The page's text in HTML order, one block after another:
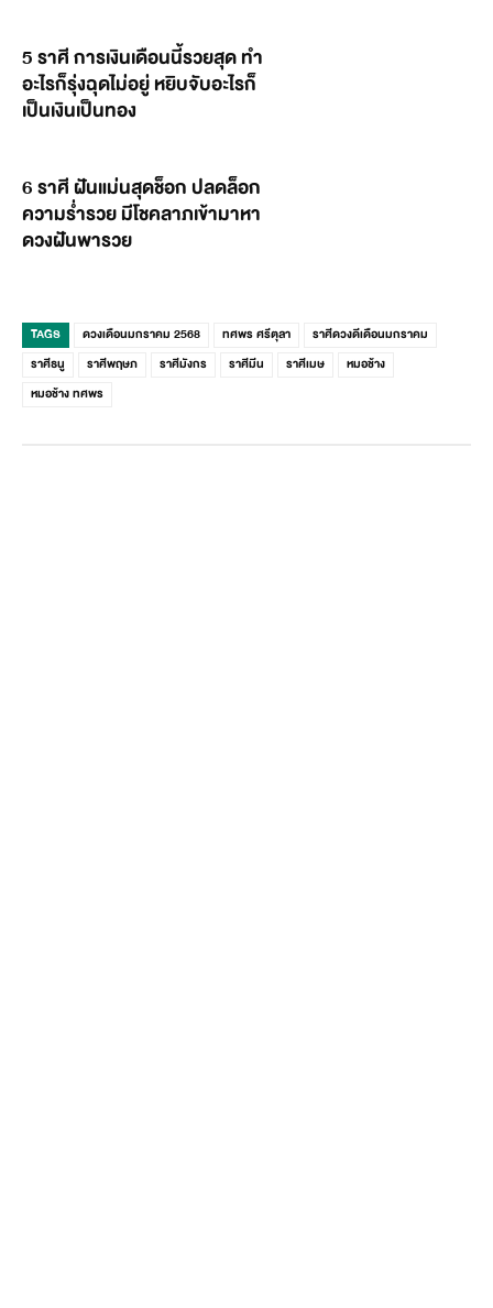
5 ราศี การเงินเดือนนี้รวยสุด ทำ
อะไรก็รุ่งฉุดไม่อยู่ หยิบจับอะไรก็
เป็นเงินเป็นทอง
6 ราศี ฝันแม่นสุดช็อก ปลดล็อก
ความร่ำรวย มีโชคลาภเข้ามาหา
ดวงฝันพารวย
TAGS ดวงเดือนมกราคม 2568 ทศพร ศรีตุลา
ราศีดวงดีเดือนมกราคม
ราศีธนู
ราศีพฤษภ ราศีมังกร ราศีมีน ราศีเมษ
หมอช้าง
หมอช้าง ทศพร